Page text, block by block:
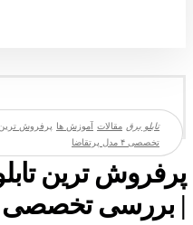
مقالات آموزش ها پرفروش‌
تخصصی ۴ مدل پرتقاضا
پرفروش‌ ترین
| بررسی تخصصی ۴ مدل